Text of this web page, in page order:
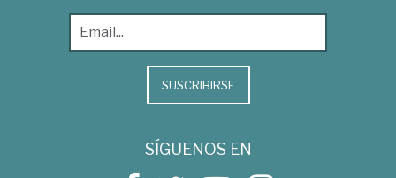
SUSCRIBIRSE
SÍGUENOS EN